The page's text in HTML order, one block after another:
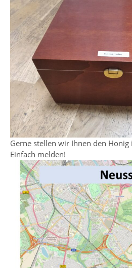
Gerne stellen wir Ihnen den
Einfach melden!